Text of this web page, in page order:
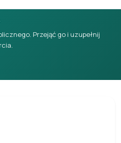
Przejąć go i uzupełnij